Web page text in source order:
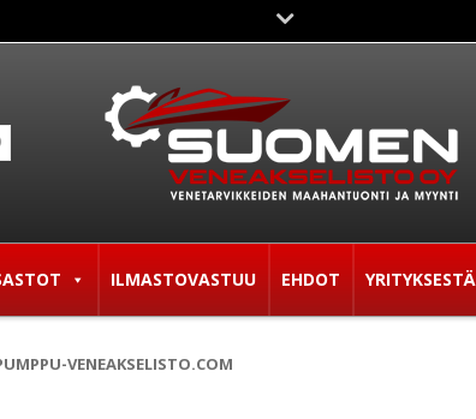
ILMASTOVASTUU EHDOT YRITYKSESTÄ
VENEAKSELISTO.COM